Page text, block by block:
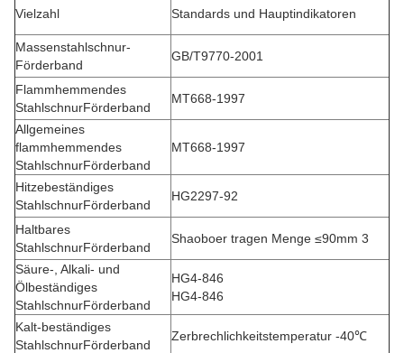
Vielzahl Standards und Hauptindikatoren
Massenstahlschnur-
Förderband
GB/T9770-2001
Flammhemmendes
StahlschnurFörderband
MT668-1997
Allgemeines
flammhemmendes
StahlschnurFörderband
MT668-1997
Hitzebeständiges
StahlschnurFörderband
HG2297-92
Haltbares
StahlschnurFörderband
Shaoboer tragen Menge ≤90mm 3
Säure-, Alkali- und
Ölbeständiges
StahlschnurFörderband
HG4-846
HG4-846
Kalt-beständiges
StahlschnurFörderband
Zerbrechlichkeitstemperatur -40℃